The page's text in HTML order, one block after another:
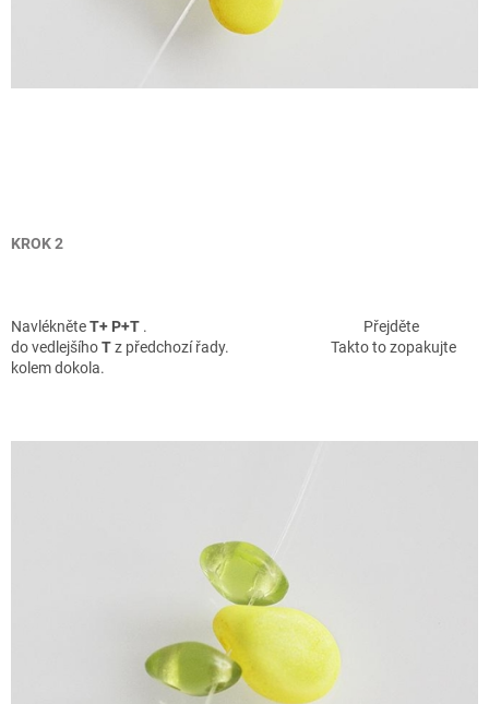
KROK 2
NavlékněteT+ P+T . Přejděte
do vedlejšíhoTz předchozí řady. Takto to zopakujte
kolem dokola.